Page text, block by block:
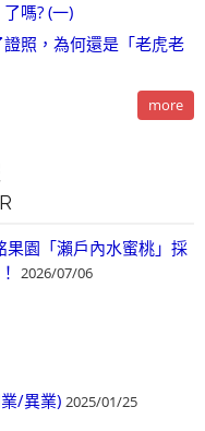
嗎? (一)
照，為何還是「老虎老
more
果園「瀨戶內水蜜桃」採
2026/07/06
/異業) 2025/01/25